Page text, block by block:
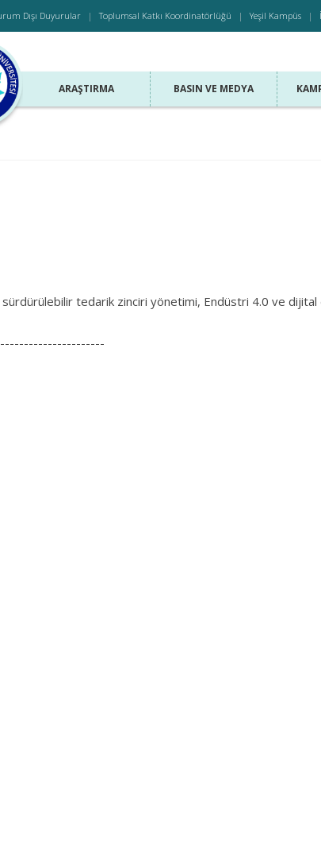
Dışı Duyurular Toplumsal Katkı Koordinatörlüğü Yeşil Kampüs
ARAŞTIRMA BASIN VE MEDYA
sürdürülebilir tedarik zinciri yönetimi, Endüstri 4.0 ve dijital